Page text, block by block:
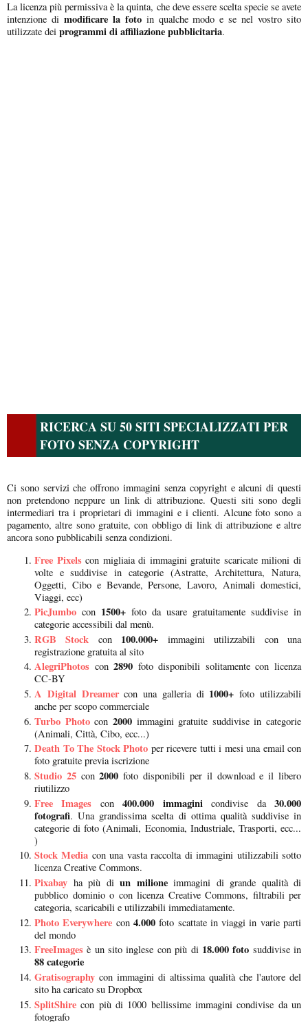
La licenza più permissiva è la quinta, che deve essere scelta specie se avete
intenzione dimodificare la fotoin qualche modo e se nel vostro sito
utilizzate dei programmi di affiliazione pubblicitaria.
RICERCA SU 50 SITI SPECIALIZZATI PER
FOTO SENZA COPYRIGHT
Ci sono servizi che offrono immagini senza copyright e alcuni di questi
non pretendono neppure un link di attribuzione. Questi siti sono degli
intermediari tra i proprietari di immagini e i clienti. Alcune foto sono a
pagamento, altre sono gratuite, con obbligo di link di attribuzione e altre
ancora sono pubblicabili senza condizioni.
Free Pixelscon migliaia di immagini gratuite scaricate milioni di
volte e suddivise in categorie (Astratte, Architettura, Natura,
Oggetti, Cibo e Bevande, Persone, Lavoro, Animali domestici,
Viaggi, ecc)
PicJumbo con 1500+ foto da usare gratuitamente suddivise in
categorie accessibili dal menù.
RGB Stock con 100.000+ immagini utilizzabili con una
registrazione gratuita al sito
AlegriPhotos con2890 foto disponibili solitamente con licenza
CC-BY
A Digital Dreamercon una galleria di1000+ foto utilizzabili
anche per scopo commerciale
Turbo Photocon 2000immagini gratuite suddivise in categorie
(Animali, Città, Cibo, ecc...)
Death To The Stock Photo per ricevere tutti i mesi una email con
foto gratuite previa iscrizione
Studio 25con2000 foto disponibili per il download e il libero
riutilizzo
Free Images con400.000 immagini condivise da30.000
fotografi. Una grandissima scelta di ottima qualità suddivise in
categorie di foto (Animali, Economia, Industriale, Trasporti, ecc...
)
Stock Media con una vasta raccolta di immagini utilizzabili sotto
licenza Creative Commons.
Pixabay ha più diun milione immagini di grande qualità di
pubblico dominio o con licenza Creative Commons, filtrabili per
categoria, scaricabili e utilizzabili immediatamente.
Photo Everywhere con 4.000foto scattate in viaggi in varie parti
del mondo
FreeImages è un sito inglese con più di 18.000 foto suddivise in
88 categorie
Gratisography con immagini di altissima qualità che l'autore del
sito ha caricato su Dropbox
SplitShire con più di 1000 bellissime immagini condivise da un
fotografo